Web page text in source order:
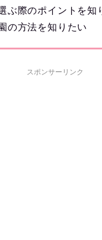
ぶ際のポイントを知
の方法を知りたい
スポンサーリンク